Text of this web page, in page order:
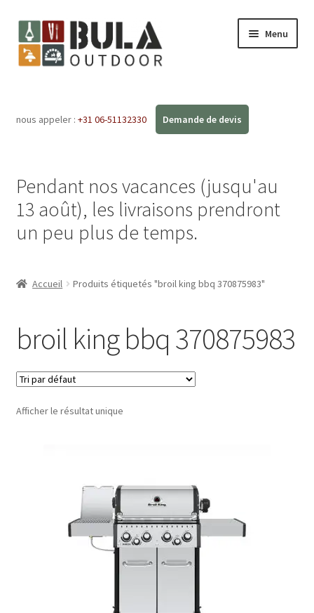
Menu
Boutique en ligne
Blog
nous appeler : +31 06-51132330
Pendant nos vacances (jusqu'au
13 août), les livraisons prendront
un peu plus de temps.
Accueil Produits étiquetés "broil king bbq 370875983"
broil king bbq 370875983
Afficher le résultat unique